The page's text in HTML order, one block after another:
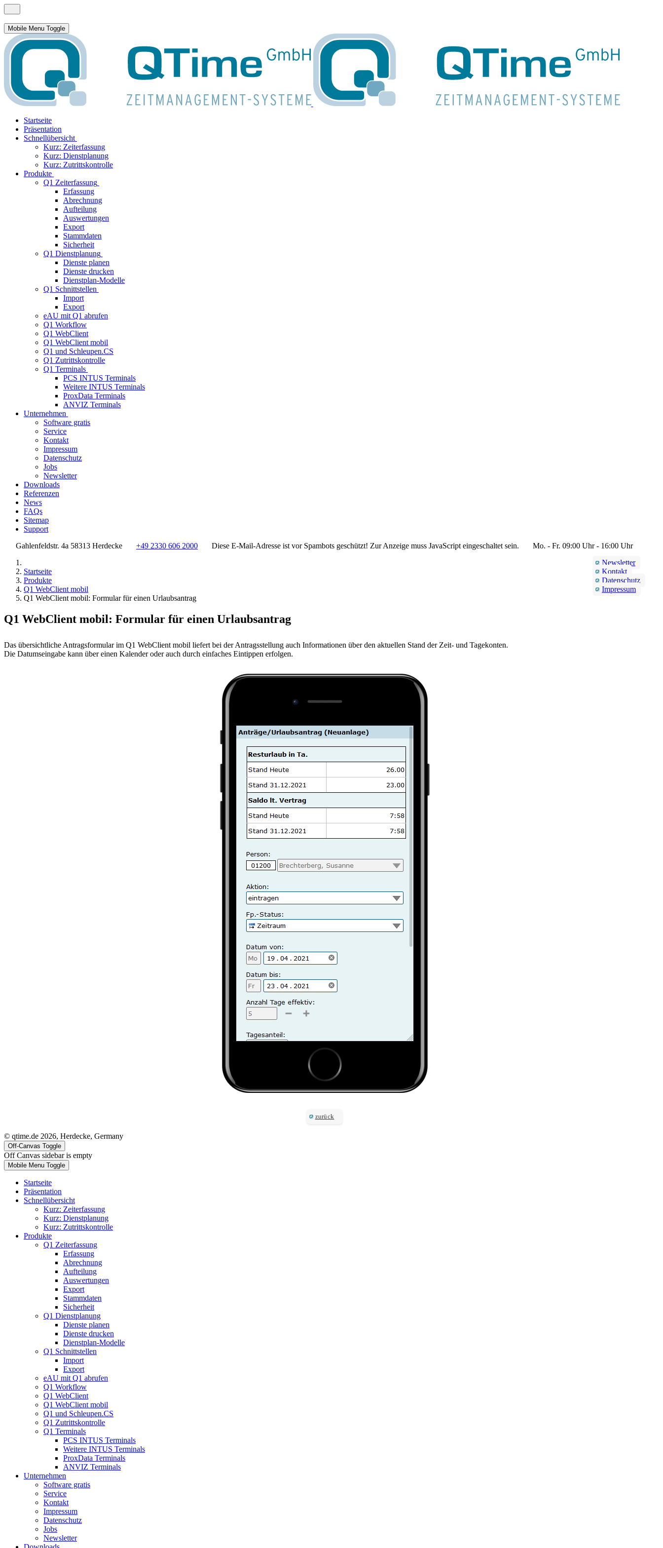
Mobile Menu Toggle
Startseite
Präsentation
Schnellübersicht
Kurz: Zeiterfassung
Kurz: Dienstplanung
Kurz: Zutrittskontrolle
Produkte
Q1 Zeiterfassung
Erfassung
Abrechnung
Aufteilung
Auswertungen
Export
Stammdaten
Sicherheit
Q1 Dienstplanung
Dienste planen
Dienste drucken
Dienstplan-Modelle
Q1 Schnittstellen
Import
Export
eAU mit Q1 abrufen
Q1 Workflow
Q1 WebClient
Q1 WebClient mobil
Q1 und Schleupen.CS
Q1 Zutrittskontrolle
Q1 Terminals
PCS INTUS Terminals
Weitere INTUS Terminals
ProxData Terminals
ANVIZ Terminals
Unternehmen
Software gratis
Service
Kontakt
Impressum
Datenschutz
Jobs
Newsletter
Downloads
Referenzen
News
FAQs
Sitemap
Support
Gahlenfeldstr. 4a 58313 Herdecke
+49 2330 606 2000 Diese E-Mail-Adresse ist vor Spambots geschützt! Zur Anzeige muss JavaScript eingeschaltet sein.
Mo. - Fr. 09:00 Uhr - 16:00 Uhr
Newsletter
Kontakt
Datenschutz
Impressum
Startseite
Produkte
Q1 WebClient mobil
Q1 WebClient mobil: Formular für einen Urlaubsantrag
Q1 WebClient mobil: Formular für einen Urlaubsantrag
Das übersichtliche Antragsformular im Q1 WebClient mobil liefert bei der Antragsstellung auch Informationen über den aktuellen Stand der Zeit- und Tagekonten.
Die Datumseingabe kann über einen Kalender oder auch durch einfaches Eintippen erfolgen.
zurück
© qtime.de 2026, Herdecke, Germany
Off-Canvas Toggle
Off Canvas sidebar is empty
Mobile Menu Toggle
Startseite
Präsentation
Schnellübersicht
Kurz: Zeiterfassung
Kurz: Dienstplanung
Kurz: Zutrittskontrolle
Produkte
Q1 Zeiterfassung
Erfassung
Abrechnung
Aufteilung
Auswertungen
Export
Stammdaten
Sicherheit
Q1 Dienstplanung
Dienste planen
Dienste drucken
Dienstplan-Modelle
Q1 Schnittstellen
Import
Export
eAU mit Q1 abrufen
Q1 Workflow
Q1 WebClient
Q1 WebClient mobil
Q1 und Schleupen.CS
Q1 Zutrittskontrolle
Q1 Terminals
PCS INTUS Terminals
Weitere INTUS Terminals
ProxData Terminals
ANVIZ Terminals
Unternehmen
Software gratis
Service
Kontakt
Impressum
Datenschutz
Jobs
Newsletter